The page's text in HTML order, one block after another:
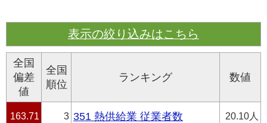
表示の絞り込みはこちら
全国
偏差
値
全国
順位
ランキング 数値
163.71 3 351 熱供給業 従業者数 20.10人